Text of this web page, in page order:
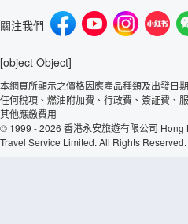
關注我們
[object Object]
本網頁所顯示之價格因應產品種類及出發日
任何稅項、燃油附加費、行政費、簽証費、
其他應繳費用
© 1999 - 2026 香港永安旅遊有限公司 Hong
Travel Service Limited. All Rights